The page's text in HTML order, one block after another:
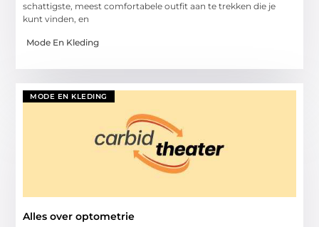
schattigste, meest comfortabele outfit aan te trekken die je
kunt vinden, en
Mode En Kleding
MODE EN KLEDING
Alles over optometrie